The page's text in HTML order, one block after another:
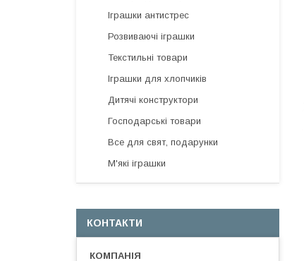
Іграшки антистрес
Розвиваючі іграшки
Текстильні товари
Іграшки для хлопчиків
Дитячі конструктори
Господарські товари
Все для свят, подарунки
М'які іграшки
КОНТАКТИ